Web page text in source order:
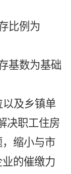
比例为
基数为基础
及乡镇单
决职工住房
缩小与市
的催缴力